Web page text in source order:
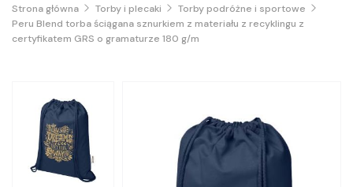
Strona główna Torby i plecaki
Torby podróżne i sportowe
Peru Blend torba ściągana sznurkiem z materiału z recyklingu z
certyfikatem GRS o gramaturze 180 g/m